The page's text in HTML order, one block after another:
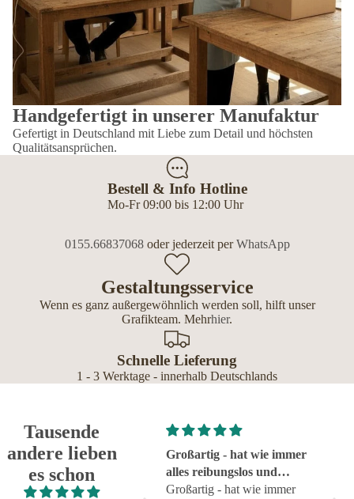
Handgefertigt in unserer Manufaktur
Gefertigt in Deutschland mit Liebe zum Detail und höchsten
Qualitätsansprüchen.
Bestell & Info Hotline
Mo-Fr 09:00 bis 12:00 Uhr
0155.66837068oder jederzeit perWhatsApp
Gestaltungsservice
Wenn es ganz außergewöhnlich werden soll, hilft unser
Grafikteam. Mehrhier.
Schnelle Lieferung
1 - 3 Werktage - innerhalb Deutschlands
Tausende
andere lieben
es schon
Hervorragend
Hervorragend, wie erwartet
Großartig - hat wie immer
alles reibungslos und
fehlerfrei geklappt
Großartig - hat wie immer